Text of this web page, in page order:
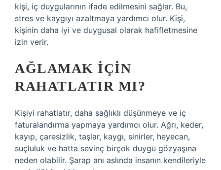
kişi, iç duygularının ifade edilmesini sağlar. Bu,
stres ve kaygıyı azaltmaya yardımcı olur. Kişi,
kişinin daha iyi ve duygusal olarak hafifletmesine
izin verir.
AĞLAMAK IÇIN
RAHATLATIR MI?
Kişiyi rahatlatır, daha sağlıklı düşünmeye ve iç
faturalandırma yapmaya yardımcı olur. Ağrı, keder,
kayıp, çaresizlik, taşlar, kaygı, sinirler, heyecan,
suçluluk ve hatta sevinç birçok duygu gözyaşına
neden olabilir. Şarap anı aslında insanın kendileriyle